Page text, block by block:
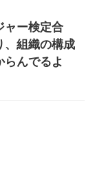
ャー検定合
、組織の構成
らんでるよ